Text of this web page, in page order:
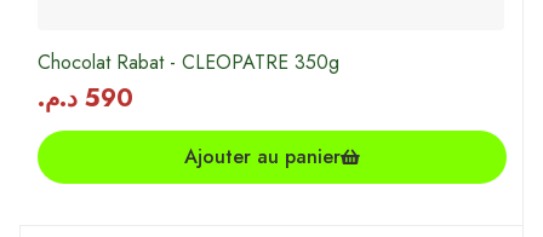
Chocolat Rabat - CLEOPATRE 350g
590 د.م.
Ajouter au panier